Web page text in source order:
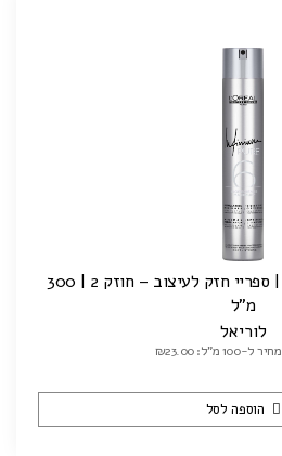
LOREAL אינפיניום פיור | ספריי חזק לעיצוב – חוזק 2 | 300
מ"ל
לוריאל
מחיר ל-100 מ"ל: ₪23.00
הוספה לסל